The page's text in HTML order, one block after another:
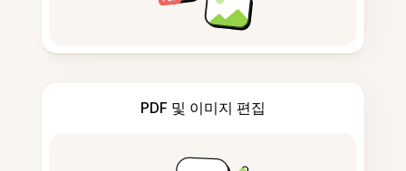
PDF 및 이미지 편집